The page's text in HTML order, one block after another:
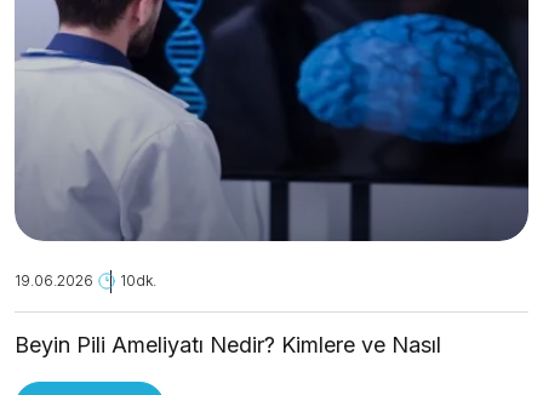
19.06.2026 10dk.
Beyin Pili Ameliyatı Nedir? Kimlere ve Nasıl